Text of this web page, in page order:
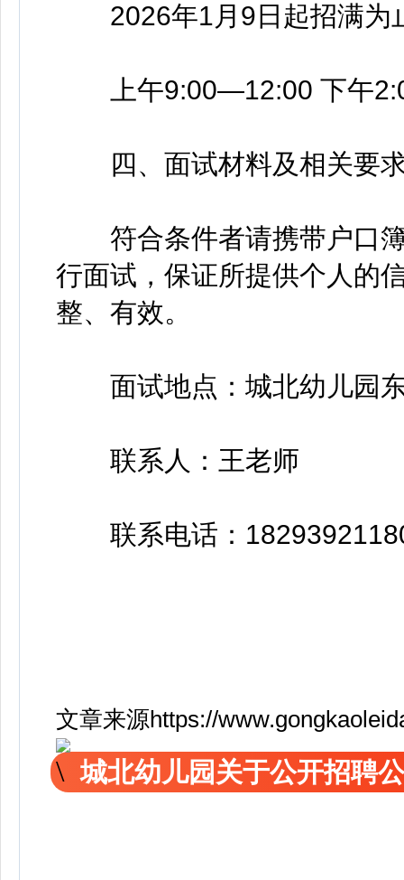
2026年1月9日起招满为
上午9:00—12:00 下午
四、面试材料及相关要
符合条件者请携带户口簿
行面试，保证所提供个人的
整、有效。
面试地点：城北幼儿园东
联系人：王老师
联系电话：
文章来源https://
城北幼儿园关于公开招聘